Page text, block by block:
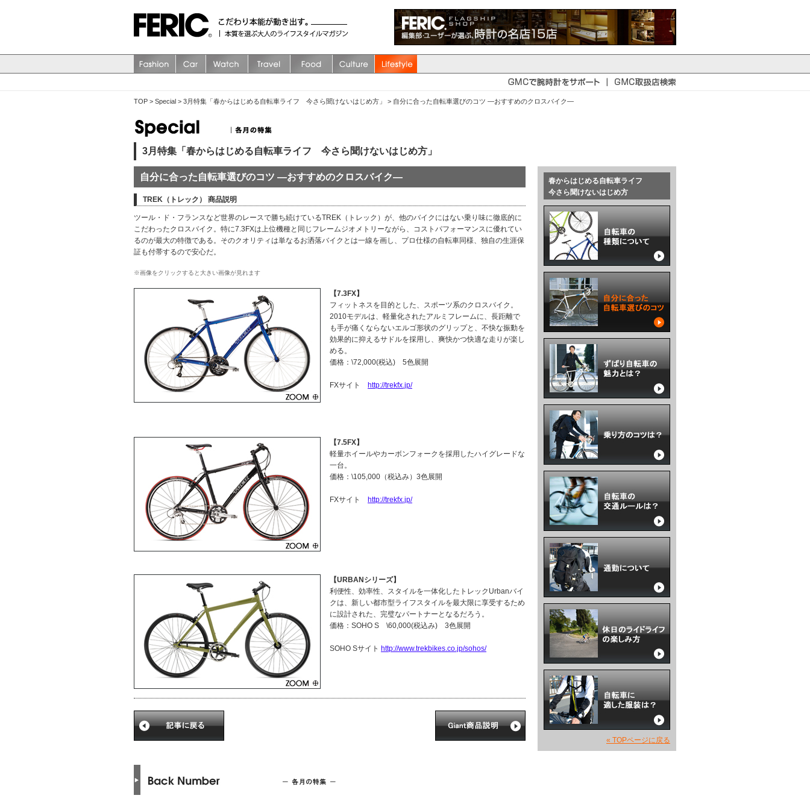
TOP > Special > 3月特集「春からはじめる自転車ライフ 今さら聞けないはじめ方」 > 自分に合った自転車選びのコツ ―おすすめのクロスバイク―
3月特集「春からはじめる自転車ライフ 今さら聞けないはじめ方」
自分に合った自転車選びのコツ ―おすすめのクロスバイク―
TREK（トレック） 商品説明
ツール・ド・フランスなど世界のレースで勝ち続けているTREK（トレック）が、他のバイクにはない乗り味に徹底的に
こだわったクロスバイク。特に7.3FXは上位機種と同じフレームジオメトリーながら、コストパフォーマンスに優れてい
るのが最大の特徴である。そのクオリティは単なるお洒落バイクとは一線を画し、プロ仕様の自転車同様、独自の生涯保
証も付帯するので安心だ。
※画像をクリックすると大きい画像が見れます
【7.3FX】
フィットネスを目的とした、スポーツ系のクロスバイク。
2010モデルは、軽量化されたアルミフレームに、長距離で
も手が痛くならないエルゴ形状のグリップと、不快な振動を
効果的に抑えるサドルを採用し、爽快かつ快適な走りが楽し
める。
価格：\72,000(税込) 5色展開
FXサイト http://trekfx.jp/
【7.5FX】
軽量ホイールやカーボンフォークを採用したハイグレードな
一台。
価格：\105,000（税込み）3色展開
FXサイト http://trekfx.jp/
【URBANシリーズ】
利便性、効率性、スタイルを一体化したトレックUrbanバイ
クは、新しい都市型ライフスタイルを最大限に享受するため
に設計された、完璧なパートナーとなるだろう。
価格：SOHO S \60,000(税込み) 3色展開
SOHO Sサイト http://www.trekbikes.co.jp/sohos/
春からはじめる自転車ライフ
今さら聞けないはじめ方
« TOPページに戻る